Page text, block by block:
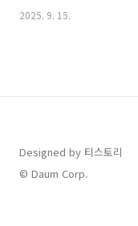
등장은 단순한 기술 혁신을
동시에 그로 인한 디스토
2025. 9. 15.
Designed by 티스토리
© Daum Corp.